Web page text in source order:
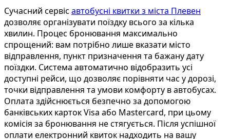
Сучасний сервіс автобусні квитки з міста Плевен
дозволяє організувати поїздку всього за кілька
хвилин. Процес бронювання максимально
спрощений: вам потрібно лише вказати місто
відправлення, пункт призначення та бажану дату
поїздки. Система автоматично відобразить усі
доступні рейси, що дозволяє порівняти час у дорозі,
точки відправлення та умови комфорту в автобусах.
Оплата здійснюється безпечно за допомогою
банківських карток Visa або Mastercard, при цьому
комісія за бронювання не стягується. Після успішної
оплати електронний квиток надходить на вашу